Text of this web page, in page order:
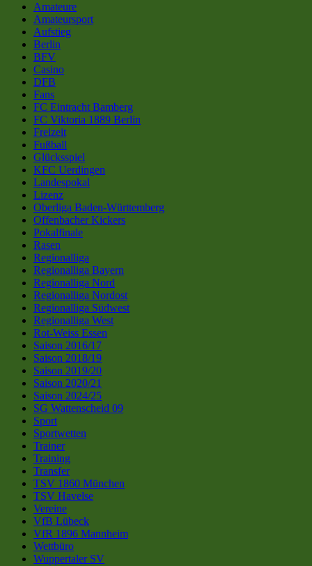
Amateure
Amateursport
Aufstieg
Berlin
BFV
Casino
DFB
Fans
FC Eintracht Bamberg
FC Viktoria 1889 Berlin
Freizeit
Fußball
Glücksspiel
KFC Uerdingen
Landespokal
Lizenz
Oberliga Baden-Württemberg
Offenbacher Kickers
Pokalfinale
Rasen
Regionalliga
Regionalliga Bayern
Regionalliga Nord
Regionalliga Nordost
Regionalliga Südwest
Regionalliga West
Rot-Weiss Essen
Saison 2016/17
Saison 2018/19
Saison 2019/20
Saison 2020/21
Saison 2024/25
SG Wattenscheid 09
Sport
Sportwetten
Trainer
Training
Transfer
TSV 1860 München
TSV Havelse
Vereine
VfB Lübeck
VfR 1896 Mannheim
Wettbüro
Wuppertaler SV